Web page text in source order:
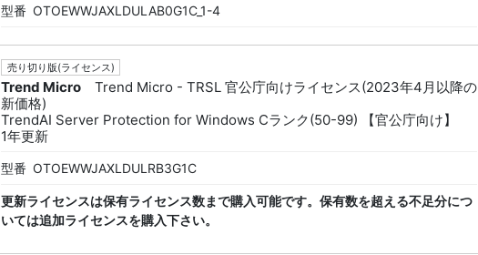
型番 OTOEWWJAXLDULAB0G1C_1-4
売り切り版(ライセンス)
Trend Micro
Trend Micro - TRSL 官公庁向けライセンス(2023年4月以降の
新価格)
TrendAI Server Protection for Windows Cランク(50-99) 【官公庁向け】
1年更新
型番 OTOEWWJAXLDULRB3G1C
更新ライセンスは保有ライセンス数まで購入可能です。保有数を超える不足分につ
いては追加ライセンスを購入下さい。